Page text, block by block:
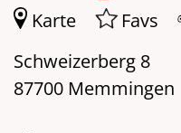
Karte Favs
Schweizerberg 8
87700 Memmingen